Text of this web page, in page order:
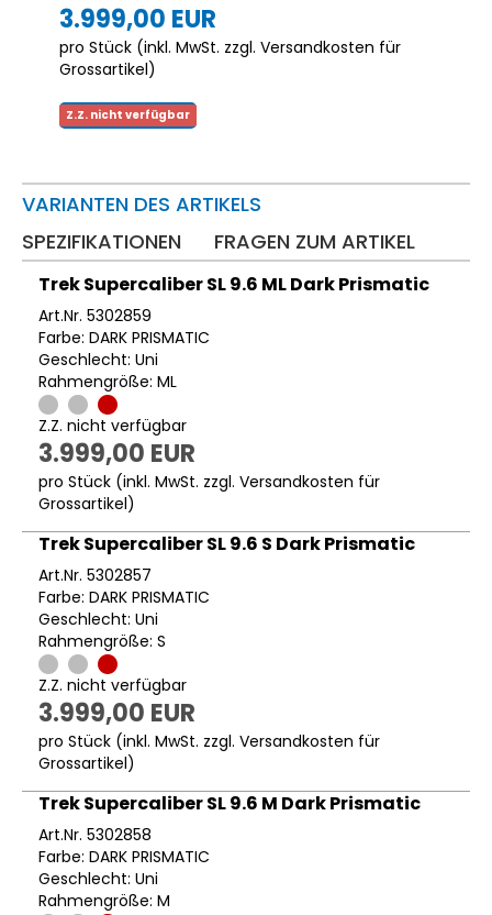
3.999,00 EUR
pro Stück (inkl. MwSt. zzgl. Versandkosten für
Grossartikel)
Z.Z. nicht verfügbar
VARIANTEN DES ARTIKELS
SPEZIFIKATIONEN
FRAGEN ZUM ARTIKEL
Trek Supercaliber SL 9.6 ML Dark Prismatic
Art.Nr. 5302859
Farbe: DARK PRISMATIC
Geschlecht: Uni
Rahmengröße: ML
Z.Z. nicht verfügbar
3.999,00 EUR
pro Stück (inkl. MwSt. zzgl. Versandkosten für
Grossartikel)
Trek Supercaliber SL 9.6 S Dark Prismatic
Art.Nr. 5302857
Farbe: DARK PRISMATIC
Geschlecht: Uni
Rahmengröße: S
Z.Z. nicht verfügbar
3.999,00 EUR
pro Stück (inkl. MwSt. zzgl. Versandkosten für
Grossartikel)
Trek Supercaliber SL 9.6 M Dark Prismatic
Art.Nr. 5302858
Farbe: DARK PRISMATIC
Geschlecht: Uni
Rahmengröße: M